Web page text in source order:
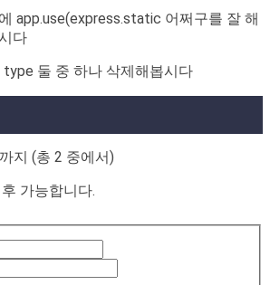
app.use(express.static 어쩌구를 잘 해
다
둘 중 하나 삭제해봅시다
지 (총 2 중에서)
가능합니다.